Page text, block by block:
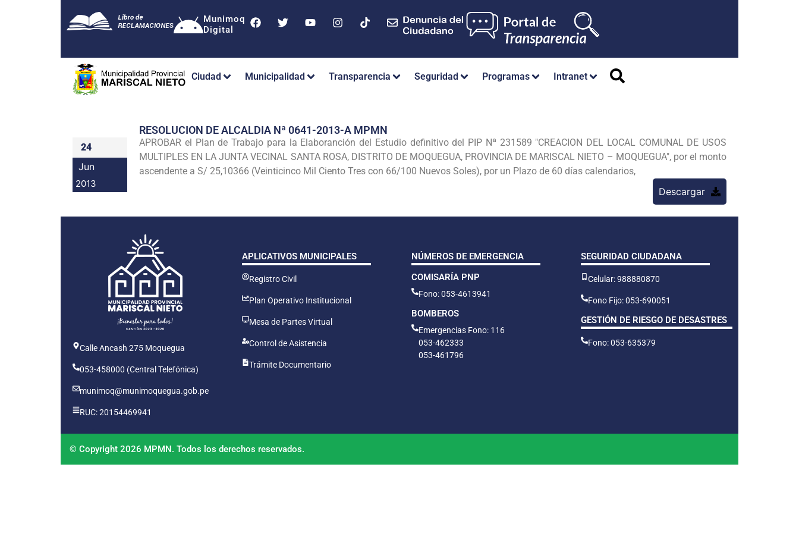
Munimoq
Digital
Ciudad Municipalidad Transparencia Seguridad Programas Intranet
24
Jun
2013
RESOLUCION DE ALCALDIA Nª 0641-2013-A MPMN
APROBAR el Plan de Trabajo para la Elaboranción del Estudio definitivo del PIP Nª 231589 "CREACION DEL LOCAL COMUNAL DE USOS
MULTIPLES EN LA JUNTA VECINAL SANTA ROSA, DISTRITO DE MOQUEGUA, PROVINCIA DE MARISCAL NIETO – MOQUEGUA", por el monto
ascendente a S/ 25,10366 (Veinticinco Mil Ciento Tres con 66/100 Nuevos Soles), por un Plazo de 60 días calendarios,
Descargar
Calle Ancash 275 Moquegua
053-458000 (Central Telefónica)
munimoq@munimoquegua.gob.pe
RUC: 20154469941
APLICATIVOS MUNICIPALES
Registro Civil
Plan Operativo Institucional
Mesa de Partes Virtual
Control de Asistencia
Trámite Documentario
NÚMEROS DE EMERGENCIA
COMISARÍA PNP
Fono: 053-4613941
BOMBEROS
Emergencias Fono: 116
053-462333
053-461796
SEGURIDAD CIUDADANA
Celular: 988880870
Fono Fijo: 053-690051
GESTIÓN DE RIESGO DE DESASTRES
Fono: 053-635379
© Copyright 2026 MPMN. Todos los derechos reservados.